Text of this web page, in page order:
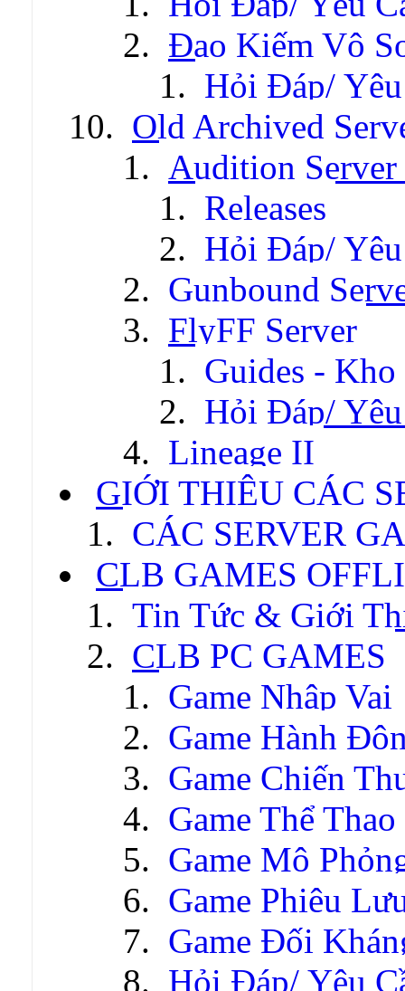
Đao Kiếm Vô
Hỏi Đáp/
Old Archived
Audition Server
Releases
Hỏi Đáp/
Gunbound
FlyFF Server
Guides -
Hỏi Đáp/
Lineage II
GIỚI THIỆU CÁC
CÁC SERVER
CLB GAMES
Tin Tức & Giới
CLB PC GAMES
Game Nhập Vai
Game Hành
Game Chiến
Game Thể Thao
Game Mô
Game Phiêu
Game Đối
Hỏi Đáp/ Yêu